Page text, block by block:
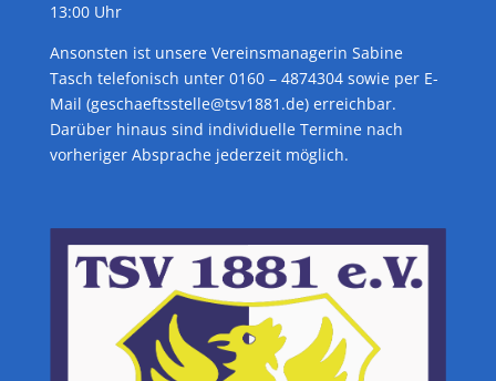
13:00 Uhr
Ansonsten ist unsere Vereinsmanagerin Sabine
Tasch telefonisch unter 0160 – 4874304 sowie per E-
Mail (geschaeftsstelle@tsv1881.de) erreichbar.
Darüber hinaus sind individuelle Termine nach
vorheriger Absprache jederzeit möglich.